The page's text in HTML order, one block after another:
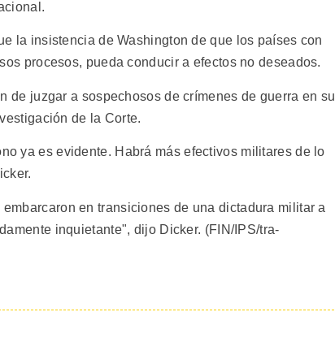
la insistencia de Washington de que los países con
procesos, pueda conducir a efectos no deseados.
de juzgar a sospechosos de crímenes de guerra en
de la Corte.
ya es evidente. Habrá más efectivos militares de lo
en transiciones de una dictadura militar a
inquietante", dijo Dicker. (FIN/IPS/tra-